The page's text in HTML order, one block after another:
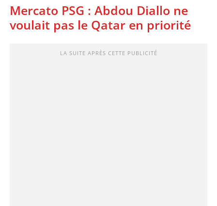
Mercato PSG : Abdou Diallo ne
voulait pas le Qatar en priorité
LA SUITE APRÈS CETTE PUBLICITÉ